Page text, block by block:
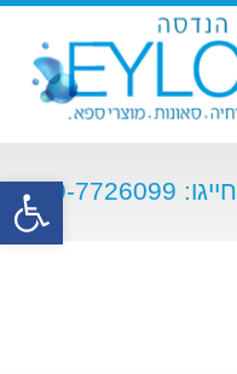
פתח סרגל נגישות חייגו: 09-7726099